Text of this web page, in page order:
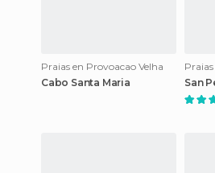
Praias en Provoacao Velha
Cabo Santa Maria
San